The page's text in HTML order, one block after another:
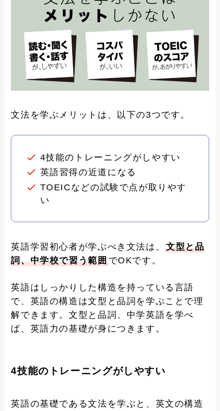
文法を学ぶメリットは、以下の3つです。
4技能のトレーニングがしやすい
英語習得の近道になる
TOEICなどの試験で点が取りやす
い
英語学習初心者が学ぶべき文法は、文型と品
詞、中学校で習う範囲でOKです。
英語はしっかりした構造を持っている言語
で、英語の構造は文型と品詞を学ぶことで理
解できます。文型と品詞、中学英語を学べ
ば、英語力の基礎が身につきます。
4技能のトレーニングがしやすい
英語の基礎である文法を学ぶと、英文の構造